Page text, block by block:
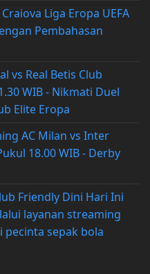
Liga Eropa UEFA
Pembahasan
vs Real Betis Club
WIB - Nikmati Duel
Elite Eropa
AC Milan vs Inter
18.00 WIB - Derby
Friendly Dini Hari Ini
layanan streaming
sepak bola